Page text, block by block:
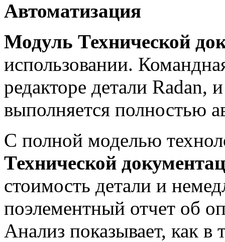
Автоматизация
Модуль Технической
использовании.
редакторе детали Radan,
выполняется полностью
С полной моделью
Технической
стоимость детали и
поэлементный отчет об
Анализ показывает, как в